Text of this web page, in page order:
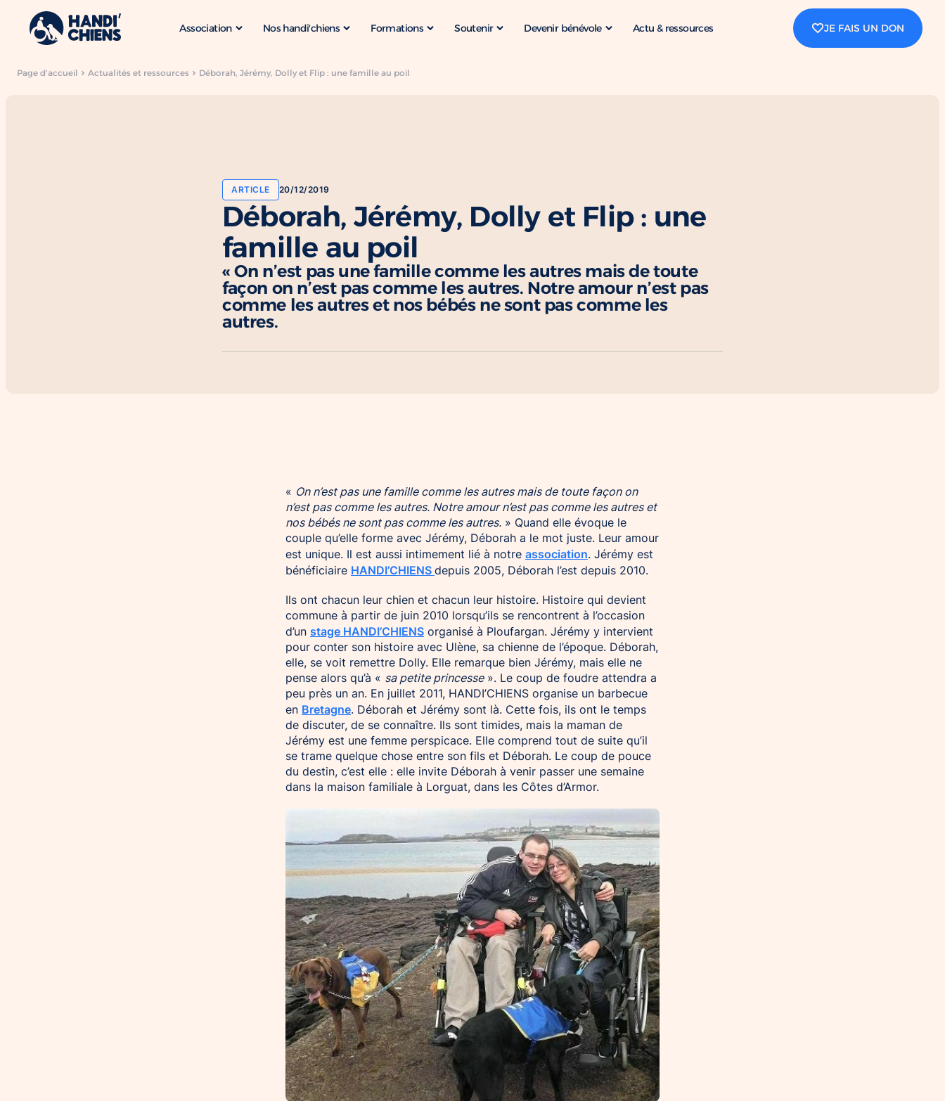
Association Nos handi'chiens Formations Soutenir Devenir bénévole Actu & ressources JE FAIS UN DON
Page d'accueil Actualités et ressources Déborah, Jérémy, Dolly et Flip : une famille au poil
ARTICLE 20/12/2019
Déborah, Jérémy, Dolly et Flip : une
famille au poil
« On n’est pas une famille comme les autres mais de toute
façon on n’est pas comme les autres. Notre amour n’est pas
comme les autres et nos bébés ne sont pas comme les
autres.
« On n’est pas une famille comme les autres mais de toute façon on
n’est pas comme les autres. Notre amour n’est pas comme les autres et
nos bébés ne sont pas comme les autres. » Quand elle évoque le
couple qu’elle forme avec Jérémy, Déborah a le mot juste. Leur amour
est unique. Il est aussi intimement lié à notre association. Jérémy est
bénéficiaire HANDI’CHIENSdepuis 2005, Déborah l’est depuis 2010.
Ils ont chacun leur chien et chacun leur histoire. Histoire qui devient
commune à partir de juin 2010 lorsqu’ils se rencontrent à l’occasion
d’un stage HANDI’CHIENS organisé à Ploufargan. Jérémy y intervient
pour conter son histoire avec Ulène, sa chienne de l’époque. Déborah,
elle, se voit remettre Dolly. Elle remarque bien Jérémy, mais elle ne
pense alors qu’à « sa petite princesse». Le coup de foudre attendra a
peu près un an. En juillet 2011, HANDI’CHIENS organise un barbecue
en Bretagne. Déborah et Jérémy sont là. Cette fois, ils ont le temps
de discuter, de se connaître. Ils sont timides, mais la maman de
Jérémy est une femme perspicace. Elle comprend tout de suite qu’il
se trame quelque chose entre son fils et Déborah. Le coup de pouce
du destin, c’est elle : elle invite Déborah à venir passer une semaine
dans la maison familiale à Lorguat, dans les Côtes d’Armor.